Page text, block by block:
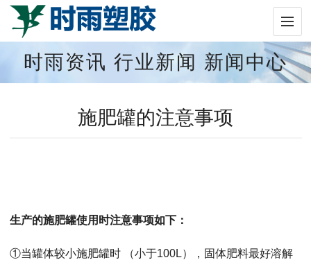
时雨资讯 行业新闻 新闻中心
施肥罐的注意事项
生产的施肥罐使用时注意事项如下：
①当罐体较小施肥罐时 （小于100L），固体肥料最好溶解